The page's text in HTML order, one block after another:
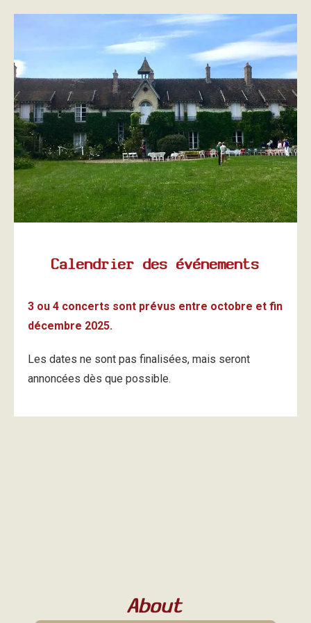
Calendrier des événements
3 ou 4 concerts sont prévus entre octobre et fin
décembre 2025.
Les dates ne sont pas finalisées, mais seront
annoncées dès que possible.
About